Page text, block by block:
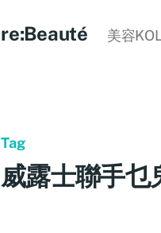
re:Beauté 美容
Tag
威露士聯手乜